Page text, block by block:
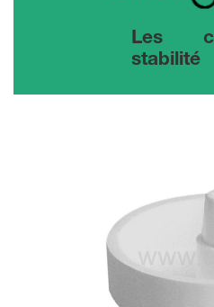
Les
stabilité